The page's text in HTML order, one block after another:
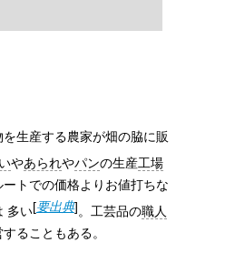
生産する農家が畑の脇に販
やあられやパンの生産工場
トでの価格よりお値打ちな
多い[要出典]。工芸品の職人
ることもある。